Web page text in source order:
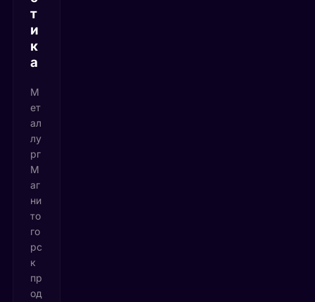
т
и
к
а
М
ет
ал
лу
рг
М
аг
ни
то
го
рс
к
пр
од